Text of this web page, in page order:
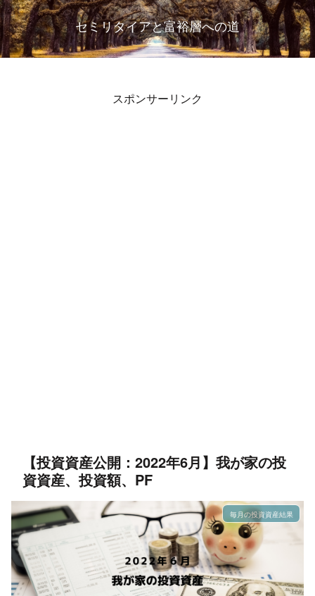
セミリタイアと富裕層への道
スポンサーリンク
【投資資産公開：2022年6月】我が家の投
資資産、投資額、PF
毎月の投資資産結果